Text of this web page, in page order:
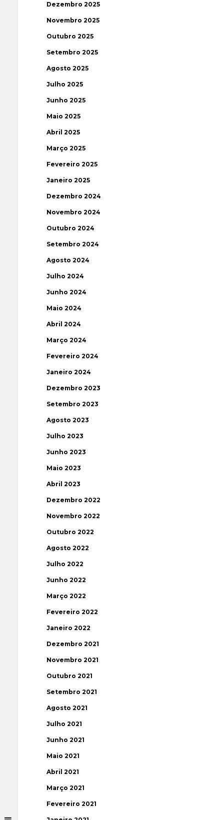
Dezembro 2025
Novembro 2025
Outubro 2025
Setembro 2025
Agosto 2025
Julho 2025
Junho 2025
Maio 2025
Abril 2025
Março 2025
Fevereiro 2025
Janeiro 2025
Dezembro 2024
Novembro 2024
Outubro 2024
Setembro 2024
Agosto 2024
Julho 2024
Junho 2024
Maio 2024
Abril 2024
Março 2024
Fevereiro 2024
Janeiro 2024
Dezembro 2023
Setembro 2023
Agosto 2023
Julho 2023
Junho 2023
Maio 2023
Abril 2023
Dezembro 2022
Novembro 2022
Outubro 2022
Agosto 2022
Julho 2022
Junho 2022
Março 2022
Fevereiro 2022
Janeiro 2022
Dezembro 2021
Novembro 2021
Outubro 2021
Setembro 2021
Agosto 2021
Julho 2021
Junho 2021
Maio 2021
Abril 2021
Março 2021
Fevereiro 2021